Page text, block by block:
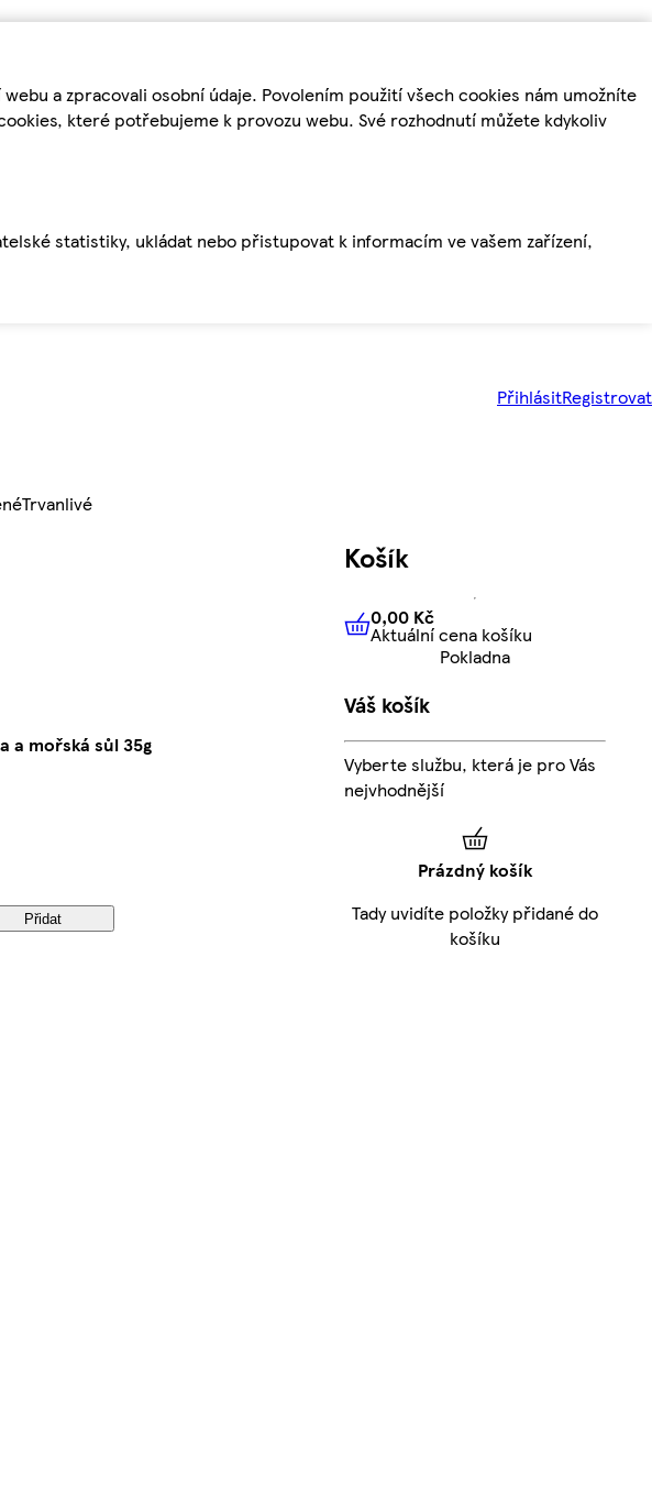
a zpracovali osobní údaje. Povolením použití všech cookies nám umožníte
které potřebujeme k provozu webu. Své rozhodnutí můžete kdykoliv
statistiky, ukládat nebo přistupovat k informacím ve vašem zařízení,
PřihlásitRegistrovat
Trvanlivé
a mořská sůl 35g
Přidat
Košík
0,00 KčAktuální cena košíku
0,00 Kč
Aktuální cena košíku
Pokladna
Váš košík
Vyberte službu, která je pro Vás
nejvhodnější
Prázdný košík
Tady uvidíte položky přidané do
košíku